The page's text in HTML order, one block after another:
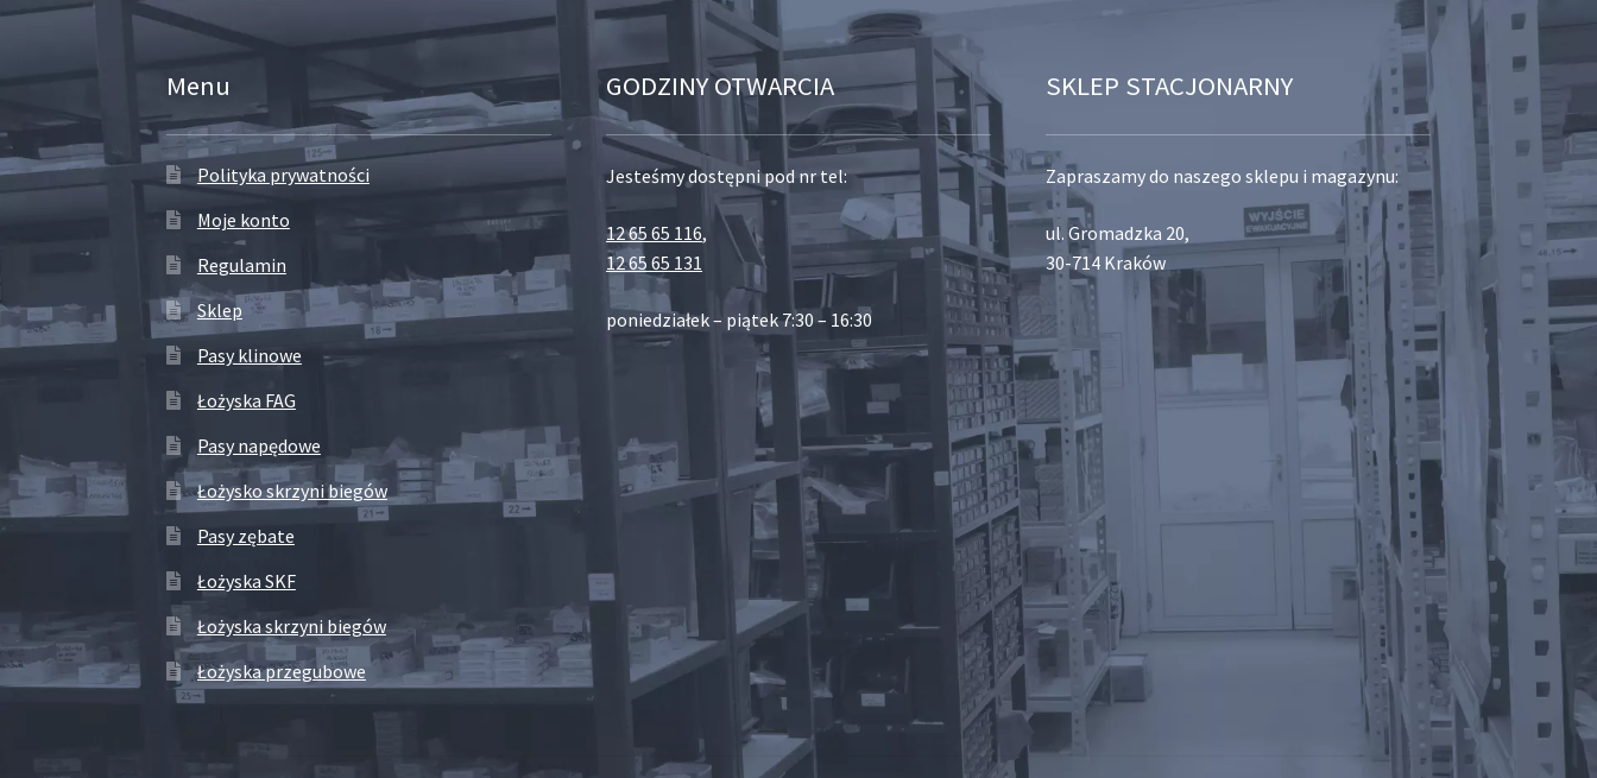
Menu
Polityka prywatności
Moje konto
Regulamin
Sklep
Pasy klinowe
Łożyska FAG
Pasy napędowe
Łożysko skrzyni biegów
Pasy zębate
Łożyska SKF
Łożyska skrzyni biegów
Łożyska przegubowe
GODZINY OTWARCIA
Jesteśmy dostępni pod nr tel:
12 65 65 116,
12 65 65 131
poniedziałek – piątek 7:30 – 16:30
SKLEP STACJONARNY
Zapraszamy do naszego sklepu i magazynu:
ul. Gromadzka 20,
30-714 Kraków